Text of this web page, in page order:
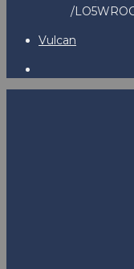
/
Vulcan